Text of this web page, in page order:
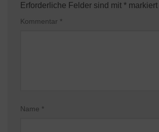
Erforderliche Felder sind mit * markiert
Kommentar *
Name *